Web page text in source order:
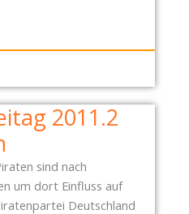
2011.2
sind nach
um dort Einfluss auf
Deutschland